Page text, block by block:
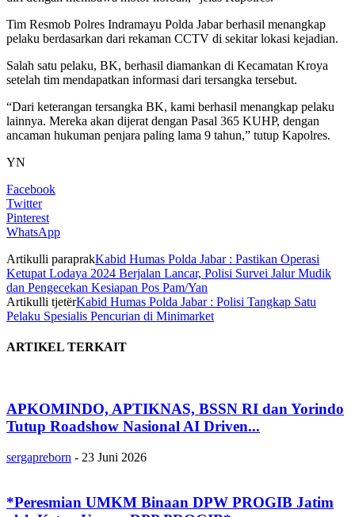
Tim Resmob Polres Indramayu Polda Jabar berhasil menangkap
pelaku berdasarkan dari rekaman CCTV di sekitar lokasi kejadian.
Salah satu pelaku, BK, berhasil diamankan di Kecamatan Kroya
setelah tim mendapatkan informasi dari tersangka tersebut.
“Dari keterangan tersangka BK, kami berhasil menangkap pelaku
lainnya. Mereka akan dijerat dengan Pasal 365 KUHP, dengan
ancaman hukuman penjara paling lama 9 tahun,” tutup Kapolres.
YN
Facebook
Twitter
Pinterest
WhatsApp
Artikulli paraprakKabid Humas Polda Jabar : Pastikan Operasi
Ketupat Lodaya 2024 Berjalan Lancar, Polisi Survei Jalur Mudik
dan Pengecekan Kesiapan Pos Pam/Yan
Artikulli tjetërKabid Humas Polda Jabar : Polisi Tangkap Satu
Pelaku Spesialis Pencurian di Minimarket
ARTIKEL TERKAIT
APKOMINDO, APTIKNAS, BSSN RI dan Yorindo
Tutup Roadshow Nasional AI Driven...
sergapreborn - 23 Juni 2026
*Peresmian UMKM Binaan DPW PROGIB Jatim